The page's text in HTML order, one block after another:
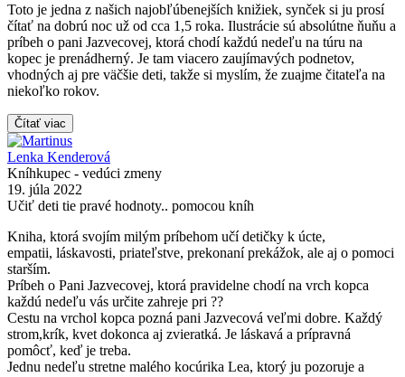
Toto je jedna z našich najobľúbenejších knižiek, synček si ju prosí
čítať na dobrú noc už od cca 1,5 roka. Ilustrácie sú absolútne ňuňu a
príbeh o pani Jazvecovej, ktorá chodí každú nedeľu na túru na
kopec je prenádherný. Je tam viacero zaujímavých podnetov,
vhodných aj pre väčšie deti, takže si myslím, že zuajme čitateľa na
niekoľko rokov.
Čítať viac
Lenka Kenderová
Kníhkupec - vedúci zmeny
19. júla 2022
Učiť deti tie pravé hodnoty.. pomocou kníh
Kniha, ktorá svojím milým príbehom učí detičky k úcte,
empatii, láskavosti, priateľstve, prekonaní prekážok, ale aj o pomoci
starším.
Príbeh o Pani Jazvecovej, ktorá pravidelne chodí na vrch kopca
každú nedeľu vás určite zahreje pri ??
Cestu na vrchol kopca pozná pani Jazvecová veľmi dobre. Každý
strom,krík, kvet dokonca aj zvieratká. Je láskavá a prípravná
pomôcť, keď je treba.
Jednu nedeľu stretne malého kocúrika Lea, ktorý ju pozoruje a